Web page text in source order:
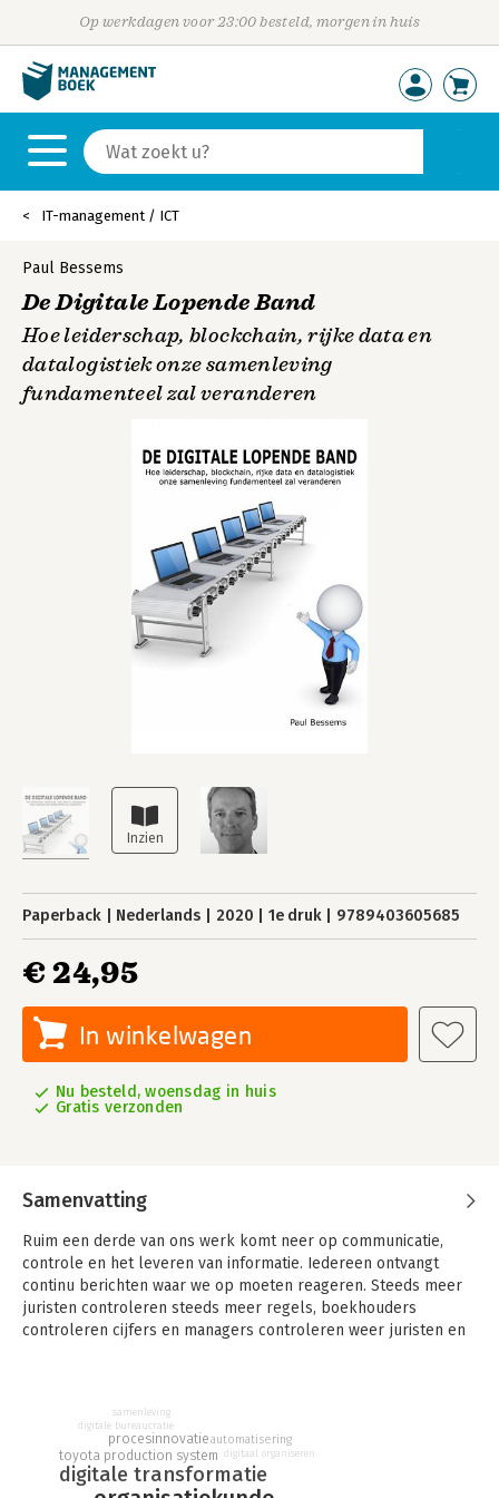
Op werkdagen voor 23:00 besteld, morgen in huis
IT-management / ICT
Paul Bessems
De Digitale Lopende Band
Hoe leiderschap, blockchain, rijke data en
datalogistiek onze samenleving
fundamenteel zal veranderen
Paperback Nederlands 2020 1e druk 9789403605685
€ 24,95
In winkelwagen
Nu besteld, woensdag in huis
Gratis verzonden
Samenvatting
Ruim een derde van ons werk komt neer op communicatie,
controle en het leveren van informatie. Iedereen ontvangt
continu berichten waar we op moeten reageren. Steeds meer
juristen controleren steeds meer regels, boekhouders
controleren cijfers en managers controleren weer juristen en
Automatisering heeft ons ver gebracht, maar er mede voor
gezorgd dat we nu met een digitale bureaucratie zitten terwijl
digitale transformatie
toyota production system
procesinnovatieautomatisering
digitaal organiseren
digitale bureaucratie
samenleving